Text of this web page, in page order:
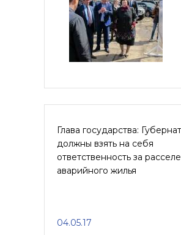
Глава государства:
должны взять на себя
ответственность за
аварийного жилья
04.05.17